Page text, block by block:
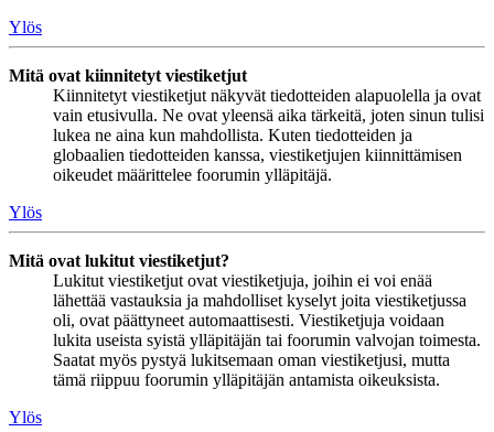
Ylös
Mitä ovat kiinnitetyt viestiketjut
Kiinnitetyt viestiketjut näkyvät tiedotteiden alapuolella ja ovat
vain etusivulla. Ne ovat yleensä aika tärkeitä, joten sinun tulisi
lukea ne aina kun mahdollista. Kuten tiedotteiden ja
globaalien tiedotteiden kanssa, viestiketjujen kiinnittämisen
oikeudet määrittelee foorumin ylläpitäjä.
Ylös
Mitä ovat lukitut viestiketjut?
Lukitut viestiketjut ovat viestiketjuja, joihin ei voi enää
lähettää vastauksia ja mahdolliset kyselyt joita viestiketjussa
oli, ovat päättyneet automaattisesti. Viestiketjuja voidaan
lukita useista syistä ylläpitäjän tai foorumin valvojan toimesta.
Saatat myös pystyä lukitsemaan oman viestiketjusi, mutta
tämä riippuu foorumin ylläpitäjän antamista oikeuksista.
Ylös